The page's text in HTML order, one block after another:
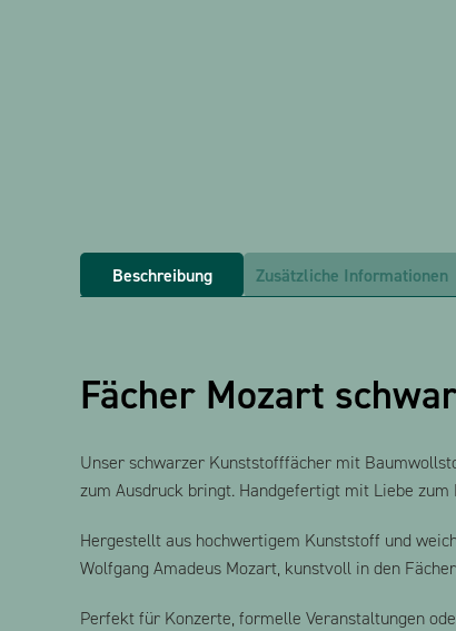
Beschreibung Zusätzliche Informationen
Fächer Mozart
Unser schwarzer Kunststofffächer mit
zum Ausdruck bringt. Handgefertigt mit Liebe
Hergestellt aus hochwertigem Kunststoff und
Wolfgang Amadeus Mozart, kunstvoll in den
Perfekt für Konzerte, formelle Veranstaltungen